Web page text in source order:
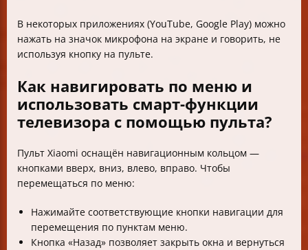
В некоторых приложениях (YouTube, Google Play) можно
нажать на значок микрофона на экране и говорить, не
используя кнопку на пульте.
Как навигировать по меню и
использовать смарт-функции
телевизора с помощью пульта?
Пульт Xiaomi оснащён навигационным кольцом —
кнопками вверх, вниз, влево, вправо. Чтобы
перемещаться по меню:
Нажимайте соответствующие кнопки навигации для
перемещения по пунктам меню.
Кнопка «Назад» позволяет закрыть окна и вернуться